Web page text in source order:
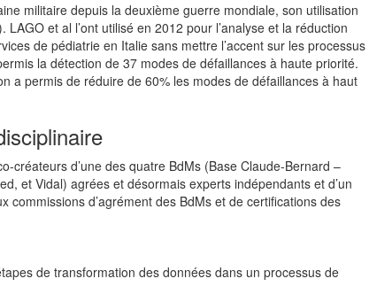
militaire depuis la deuxième guerre mondiale, son utilisation
et al l’ont utilisé en 2012 pour l’analyse et la réduction
de pédiatrie en Italie sans mettre l’accent sur les processus
la détection de 37 modes de défaillances à haute priorité.
a permis de réduire de 60% les modes de défaillances à haut
créateurs d’une des quatre BdMs (Base Claude-Bernard –
et Vidal) agrées et désormais experts indépendants et d’un
commissions d’agrément des BdMs et de certifications des
de transformation des données dans un processus de